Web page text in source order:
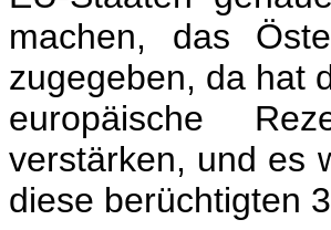
machen, das
zugegeben, da hat
europäische
verstärken, und es
diese berüchtigten